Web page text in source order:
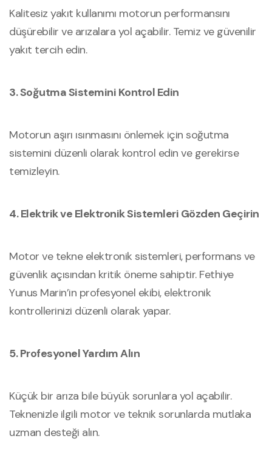
Kalitesiz yakıt kullanımı motorun performansını
düşürebilir ve arızalara yol açabilir. Temiz ve güvenilir
yakıt tercih edin.
3. Soğutma Sistemini Kontrol Edin
Motorun aşırı ısınmasını önlemek için soğutma
sistemini düzenli olarak kontrol edin ve gerekirse
temizleyin.
4. Elektrik ve Elektronik Sistemleri Gözden Geçirin
Motor ve tekne elektronik sistemleri, performans ve
güvenlik açısından kritik öneme sahiptir. Fethiye
Yunus Marin’in profesyonel ekibi, elektronik
kontrollerinizi düzenli olarak yapar.
5. Profesyonel Yardım Alın
Küçük bir arıza bile büyük sorunlara yol açabilir.
Teknenizle ilgili motor ve teknik sorunlarda mutlaka
uzman desteği alın.